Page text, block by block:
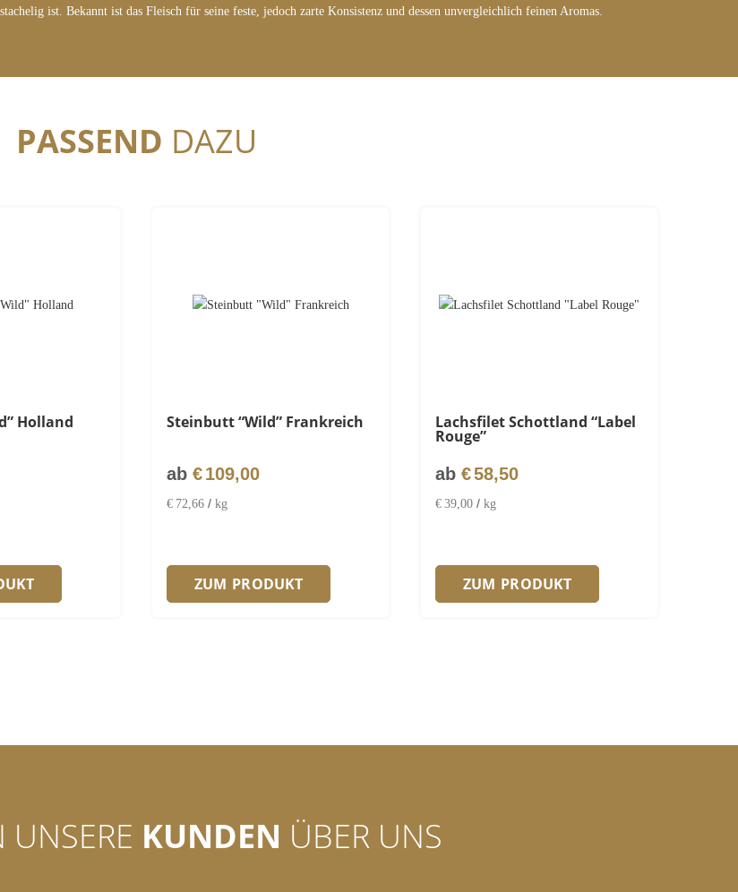
ist. Bekannt ist das Fleisch für seine feste, jedoch zarte Konsistenz und dessen unvergleichlich feinen Aromas.
PASSEND DAZU
Holland Steinbutt “Wild” Frankreich
ab €109,00
€ 72,66 / kg
ZUM PRODUKT
Lachsfilet Schottland “Label
Rouge”
ab €58,50
€ 39,00 / kg
ZUM PRODUKT
UNSERE KUNDEN ÜBER UNS